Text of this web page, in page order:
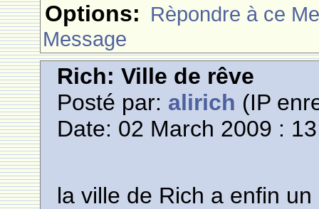
Options: Rèpondre à ce
Message
Rich: Ville de rêve
Posté par: alirich (IP
Date: 02 March 2009 :
la ville de Rich a enfin